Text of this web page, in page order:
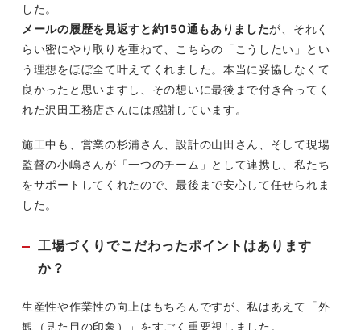
した。
メールの履歴を見返すと約150通もありましたが、それく
らい密にやり取りを重ねて、こちらの「こうしたい」とい
う理想をほぼ全て叶えてくれました。本当に妥協しなくて
良かったと思いますし、その想いに最後まで付き合ってく
れた沢田工務店さんには感謝しています。
施工中も、営業の杉浦さん、設計の山田さん、そして現場
監督の小嶋さんが「一つのチーム」として連携し、私たち
をサポートしてくれたので、最後まで安心して任せられま
した。
工場づくりでこだわったポイントはあります
か？
生産性や作業性の向上はもちろんですが、私はあえて「外
観（見た目の印象）」をすごく重要視しました。